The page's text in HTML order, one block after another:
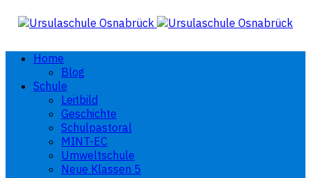
Home
Blog
Schule
Leitbild
Geschichte
Schulpastoral
MINT-EC
Umweltschule
Neue Klassen 5